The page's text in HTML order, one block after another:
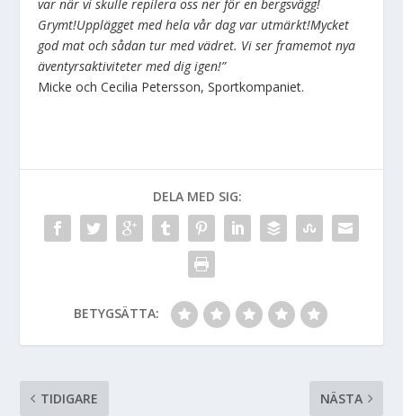
var när vi skulle repilera oss ner för en bergsvägg!
Grymt!Upplägget med hela vår dag var utmärkt!Mycket
god mat och sådan tur med vädret. Vi ser framemot nya
äventyrsaktiviteter med dig igen!”
Micke och Cecilia Petersson, Sportkompaniet.
DELA MED SIG:
BETYGSÄTTA:
TIDIGARE NÄSTA